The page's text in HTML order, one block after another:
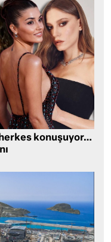
konuşuyor…